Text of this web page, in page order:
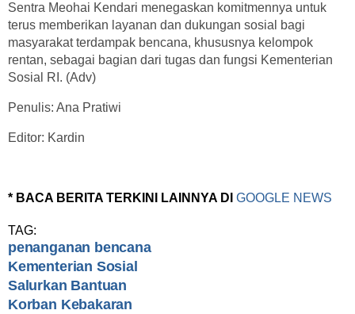
Sentra Meohai Kendari menegaskan komitmennya untuk
terus memberikan layanan dan dukungan sosial bagi
masyarakat terdampak bencana, khususnya kelompok
rentan, sebagai bagian dari tugas dan fungsi Kementerian
Sosial RI. (Adv)
Penulis: Ana Pratiwi
Editor: Kardin
* BACA BERITA TERKINI LAINNYA DI GOOGLE NEWS
TAG:
penanganan bencana
Kementerian Sosial
Salurkan Bantuan
Korban Kebakaran